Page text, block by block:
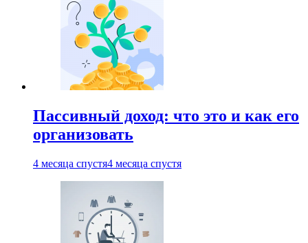
Пассивный доход: что это и как его
организовать
4 месяца спустя4 месяца спустя